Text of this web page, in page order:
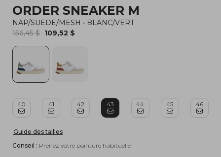
ORDER SNEAKER M
NAP/SUEDE/MESH • BLANC/VERT
156,45 $ 109,52 $
40 41 42 43 44 45 46
Guide des tailles
Conseil : Prenez votre pointure habituelle